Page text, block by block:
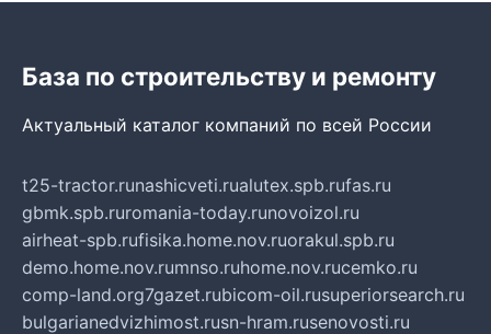
База по строительству и ремонту
Актуальный каталог компаний по всей России
t25-tractor.runashicveti.rualutex.spb.rufas.ru
gbmk.spb.ruromania-today.runovoizol.ru
airheat-spb.rufisika.home.nov.ruorakul.spb.ru
demo.home.nov.rumnso.ruhome.nov.rucemko.ru
comp-land.org7gazet.rubicom-oil.rusuperiorsearch.ru
bulgarianedvizhimost.rusn-hram.rusenovosti.ru